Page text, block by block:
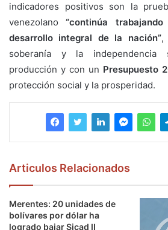
indicadores positivos son la
venezolano“continúa
desarrollo integral de la nación”,
soberanía y la independencia
producción y con un Presupuesto
protección social y la prosperidad.
Articulos Relacionados
Merentes: 20 unidades de
bolívares por dólar ha
logrado bajar Sicad II